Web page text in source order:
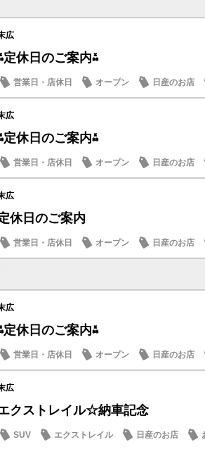
広
定休日のご案内⁂
営業日・店休日 オープン 日産のお店
広
定休日のご案内⁂
営業日・店休日 オープン 日産のお店
広
休日のご案内
営業日・店休日 オープン 日産のお店
広
定休日のご案内⁂
営業日・店休日 オープン 日産のお店
広
クストレイル☆納車記念
SUV エクストレイル 日産のお店